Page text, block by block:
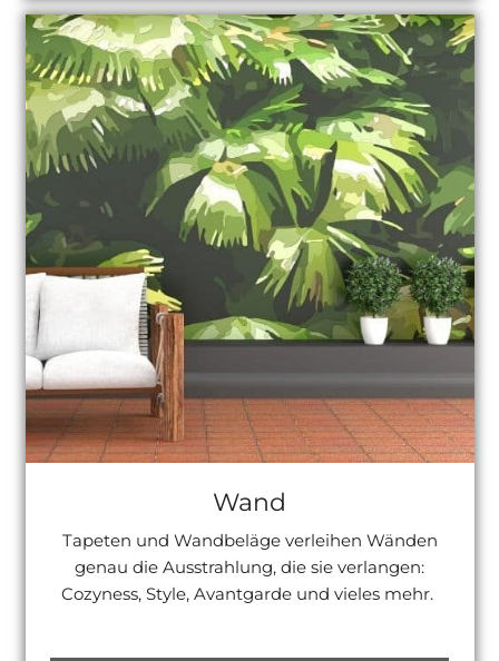
Wand
Tapeten und Wandbeläge verleihen Wänden
genau die Ausstrahlung, die sie verlangen:
Cozyness, Style, Avantgarde und vieles mehr.